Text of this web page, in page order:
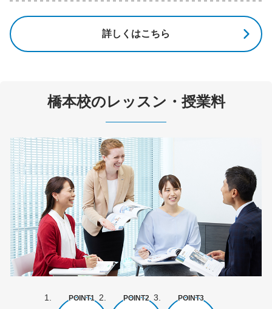
詳しくはこちら
橋本校のレッスン・授業料
POINT1 POINT2 POINT3